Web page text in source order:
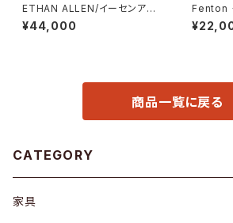
ETHAN ALLEN/イーセンアー
レン 7段トールチェスト
¥44,000
Fenton
ッチャー
商品一覧に戻る
CATEGORY
家具